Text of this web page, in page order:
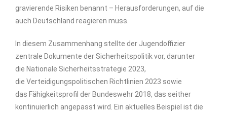
gravierende Risiken benannt – Herausforderungen, auf die
auch Deutschland reagieren muss.
In diesem Zusammenhang stellte der Jugendoffizier
zentrale Dokumente der Sicherheitspolitik vor, darunter
die Nationale Sicherheitsstrategie 2023,
die Verteidigungspolitischen Richtlinien 2023 sowie
das Fähigkeitsprofil der Bundeswehr 2018, das seither
kontinuierlich angepasst wird. Ein aktuelles Beispiel ist die